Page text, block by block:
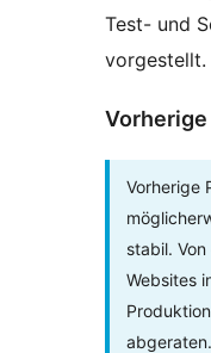
Test- und
vorgestellt.
Vorherige
stabil.
Websites
abgeraten.